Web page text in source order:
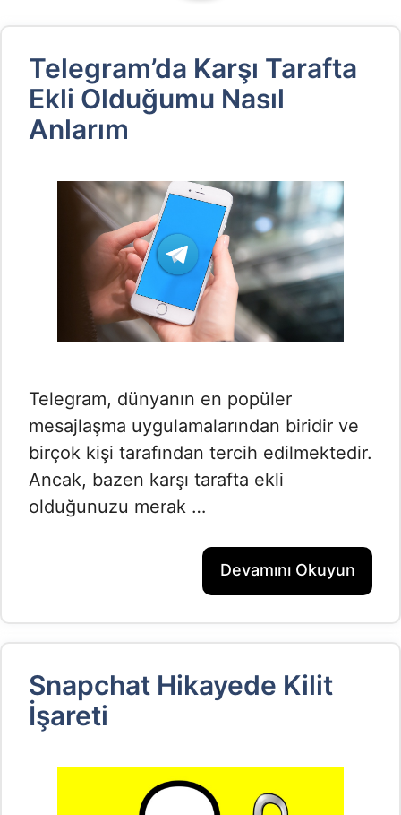
Anlarım
Kapatma
Telegram’da Karşı Tarafta
Ekli Olduğumu Nasıl
Anlarım
Telegram, dünyanın en popüler
mesajlaşma uygulamalarından biridir ve
birçok kişi tarafından tercih edilmektedir.
Ancak, bazen karşı tarafta ekli
olduğunuzu merak …
Devamını Okuyun
Snapchat Hikayede Kilit
İşareti